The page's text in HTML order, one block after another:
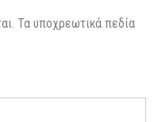
Τα υποχρεωτικά πεδία